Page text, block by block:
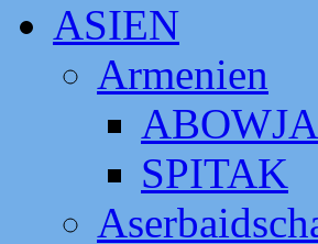
ASIEN
Armenien
SPITAK